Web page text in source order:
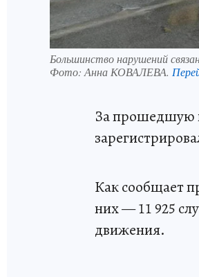
Большинство нарушений
Фото:Анна КОВАЛЕВА.
За прошедшую
Как сообщает
них — 11 925
движения.